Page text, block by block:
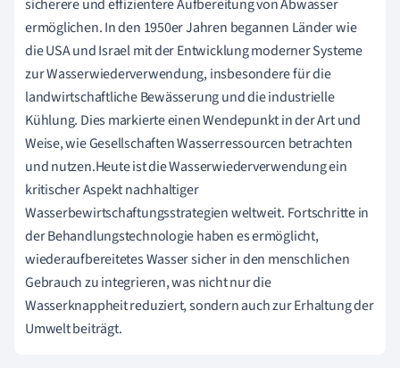
sicherere und effizientere Aufbereitung von Abwasser
ermöglichen. In den 1950er Jahren begannen Länder wie
die USA und Israel mit der Entwicklung moderner Systeme
zur Wasserwiederverwendung, insbesondere für die
landwirtschaftliche Bewässerung und die industrielle
Kühlung. Dies markierte einen Wendepunkt in der Art und
Weise, wie Gesellschaften Wasserressourcen betrachten
und nutzen.Heute ist die Wasserwiederverwendung ein
kritischer Aspekt nachhaltiger
Wasserbewirtschaftungsstrategien weltweit. Fortschritte in
der Behandlungstechnologie haben es ermöglicht,
wiederaufbereitetes Wasser sicher in den menschlichen
Gebrauch zu integrieren, was nicht nur die
Wasserknappheit reduziert, sondern auch zur Erhaltung der
Umwelt beiträgt.